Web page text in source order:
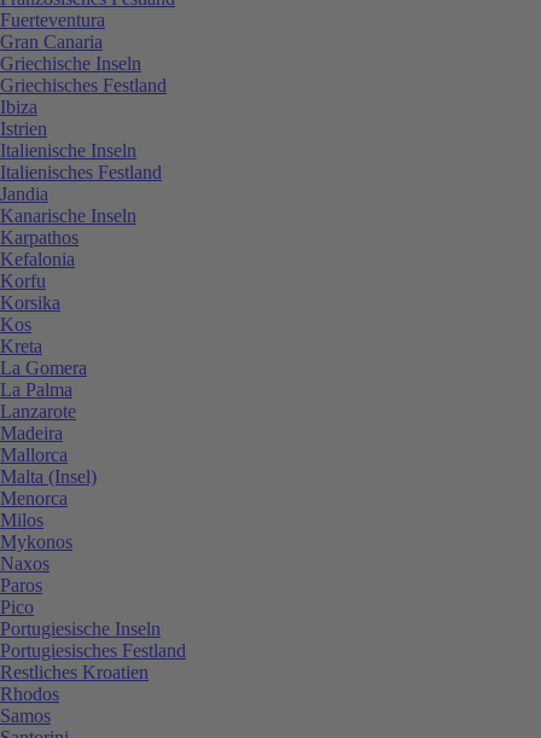
Fuerteventura
Gran Canaria
Griechische Inseln
Griechisches Festland
Ibiza
Istrien
Italienische Inseln
Italienisches Festland
Jandia
Kanarische Inseln
Karpathos
Kefalonia
Korfu
Korsika
Kos
Kreta
La Gomera
La Palma
Lanzarote
Madeira
Mallorca
Malta (Insel)
Menorca
Milos
Mykonos
Naxos
Paros
Pico
Portugiesische Inseln
Portugiesisches Festland
Restliches Kroatien
Rhodos
Samos